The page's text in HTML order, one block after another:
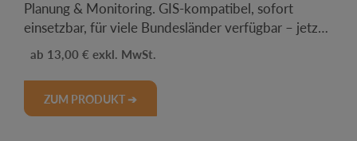
Planung & Monitoring. GIS-kompatibel, sofort
einsetzbar, für viele Bundesländer verfügbar – jetzt
im Basispaket.
Regulärer Preis:
13,00 €
ZUM PRODUKT ➔